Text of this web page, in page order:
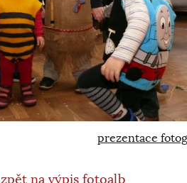
prezentace
zpět na výpis fotoalb